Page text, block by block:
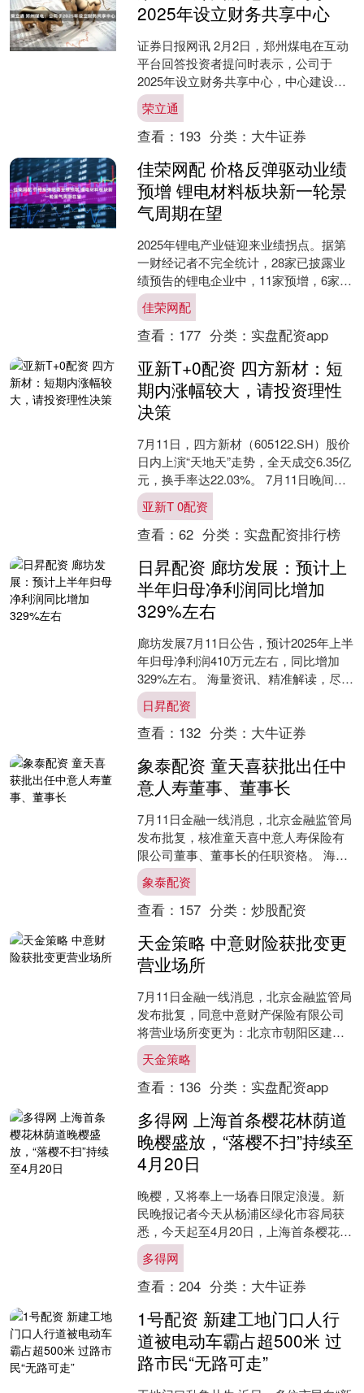
2025年设立财务共享中心
证券日报网讯 2月2日，郑州煤电在互动
平台回答投资者提问时表示，公司于
2025年设立财务共享中心，中心建设依
托工业互联网、大数据等技术，搭载专
业财务共享系统，覆....
荣立通
查看： 193 分类： 大牛证券
佳荣网配 价格反弹驱动业绩
预增 锂电材料板块新一轮景
气周期在望
2025年锂电产业链迎来业绩拐点。据第
一财经记者不完全统计，28家已披露业
绩预告的锂电企业中，11家预增，6家扭
亏，其余为续亏和首亏。锂盐、碳酸
锂、六氟磷酸锂等....
佳荣网配
查看： 177 分类： 实盘配资app
亚新T+0配资 四方新材：短
期内涨幅较大，请投资理性
决策
7月11日，四方新材（605122.SH）股价
日内上演“天地天”走势，全天成交6.35亿
元，换手率达22.03%。 7月11日晚间，
四方新材发布股票交易风险提示....
亚新T 0配资
查看： 62 分类： 实盘配资排行榜
日昇配资 廊坊发展：预计上
半年归母净利润同比增加
329%左右
廊坊发展7月11日公告，预计2025年上半
年归母净利润410万元左右，同比增加
329%左右。 海量资讯、精准解读，尽在
新浪财经APP....
日昇配资
查看： 132 分类： 大牛证券
象泰配资 童天喜获批出任中
意人寿董事、董事长
7月11日金融一线消息，北京金融监管局
发布批复，核准童天喜中意人寿保险有
限公司董事、董事长的任职资格。 海量
资讯、精准解读，尽在新浪财经APP 责
任编辑：秦艺....
象泰配资
查看： 157 分类： 炒股配资
天金策略 中意财险获批变更
营业场所
7月11日金融一线消息，北京金融监管局
发布批复，同意中意财产保险有限公司
将营业场所变更为：北京市朝阳区建国
门外大街2号北京银泰中心C座52层。 海
量资讯、精准解....
天金策略
查看： 136 分类： 实盘配资app
多得网 上海首条樱花林荫道
晚樱盛放，“落樱不扫”持续至
4月20日
晚樱，又将奉上一场春日限定浪漫。新
民晚报记者今天从杨浦区绿化市容局获
悉，今天起至4月20日，上海首条樱花主
题市级林荫道江湾城路（殷行路-清波
路）启动“落樱不扫”....
多得网
查看： 204 分类： 大牛证券
1号配资 新建工地门口人行
道被电动车霸占超500米 过
路市民“无路可走”